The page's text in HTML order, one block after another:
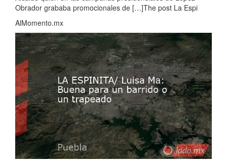
Obrador grababa promocionales de […]The post La Espi
AlMomento.mx